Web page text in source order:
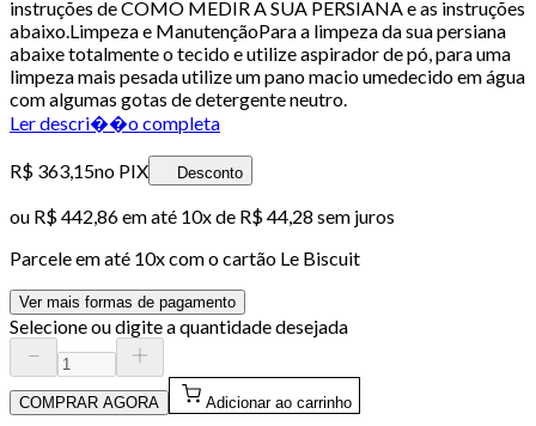
instruções de COMO MEDIR A SUA PERSIANA e as instruções
abaixo.Limpeza e ManutençãoPara a limpeza da sua persiana
abaixe totalmente o tecido e utilize aspirador de pó, para uma
limpeza mais pesada utilize um pano macio umedecido em água
com algumas gotas de detergente neutro.
Ler descri��o completa
R$ 363,15no PIX Desconto
ou R$ 442,86em até 10x de R$ 44,28 sem juros
Parcele em até 10x com o cartão Le Biscuit
Ver mais formas de pagamento
Selecione ou digite a quantidade desejada
COMPRAR AGORA Adicionar ao carrinho